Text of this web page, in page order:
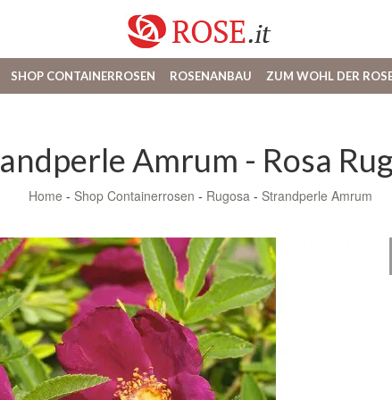
SHOP CONTAINERROSEN ROSENANBAU ZUM WOHL DER
Amrum - Rosa
Home - Shop Containerrosen - Rugosa - Strandperle Amrum